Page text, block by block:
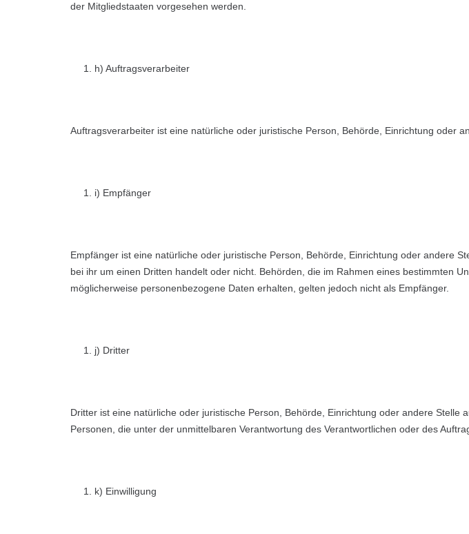
der Mitgliedstaaten vorgesehen werden.
h) Auftragsverarbeiter
Auftragsverarbeiter ist eine natürliche oder juristische Person, Behörde, Einrichtung oder
i) Empfänger
Empfänger ist eine natürliche oder juristische Person, Behörde, Einrichtung oder andere
bei ihr um einen Dritten handelt oder nicht. Behörden, die im Rahmen eines bestimmten
möglicherweise personenbezogene Daten erhalten, gelten jedoch nicht als Empfänger.
j) Dritter
Dritter ist eine natürliche oder juristische Person, Behörde, Einrichtung oder andere
Personen, die unter der unmittelbaren Verantwortung des Verantwortlichen oder des
k) Einwilligung